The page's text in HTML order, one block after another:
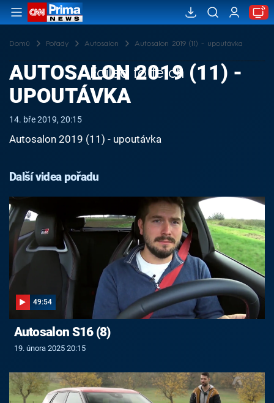
Domů Pořady Autosalon Autosalon 2019 (11) - upoutávka
Failed to fetch
AUTOSALON 2019 (11) -
UPOUTÁVKA
14. bře 2019, 20:15
Autosalon 2019 (11) - upoutávka
Další videa pořadu
49:54
Autosalon S16 (8)
19. února 2025 20:15